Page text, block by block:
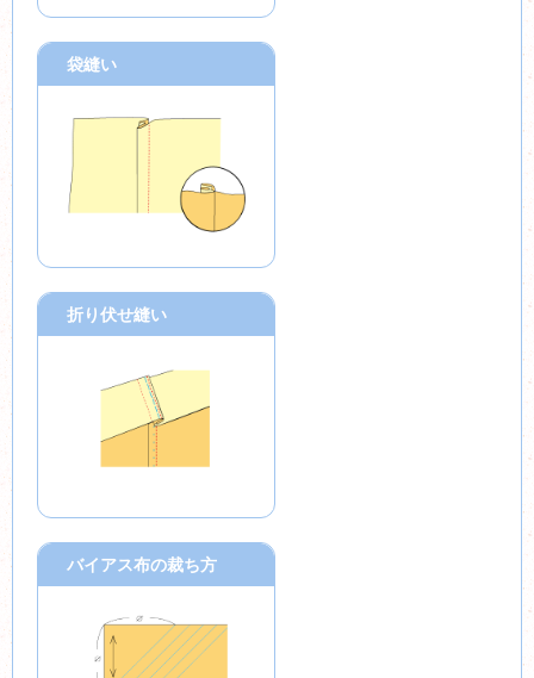
袋縫い
折り伏せ縫い
バイアス布の裁ち方